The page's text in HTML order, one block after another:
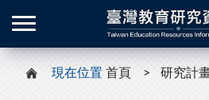
現在位置 首頁 研究計